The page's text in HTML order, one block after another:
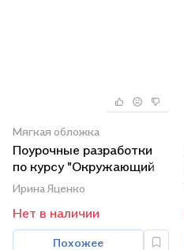
Мягкая обложка
Поурочные разработки
по курсу "Окружающий
мир". 1 класс. К УМК А.А.
Плешакова ("Школа
России"). Пособие для
учителя. ФГОС Новый
Ирина Яценко
Нет в наличии
Похожее